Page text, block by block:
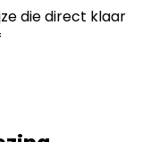
die direct klaar